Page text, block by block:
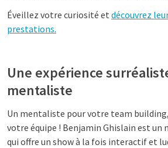
Éveillez votre curiosité et découvrez
prestations.
Une expérience
mentaliste
Un mentaliste pour votre team
votre équipe ! Benjamin Ghislain est
qui offre un show à la fois interactif et